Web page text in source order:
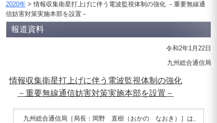
2020年> 情報収集衛星打上げに伴う電波監視体制の強化 －重要無線通
信妨害対策実施本部を設置－
報道資料
令和2年1月22日
九州総合通信局
情報収集衛星打上げに伴う電波監視体制の強化
－重要無線通信妨害対策実施本部を設置－
九州総合通信局［局長：岡野 直樹（おかの なおき）］は、